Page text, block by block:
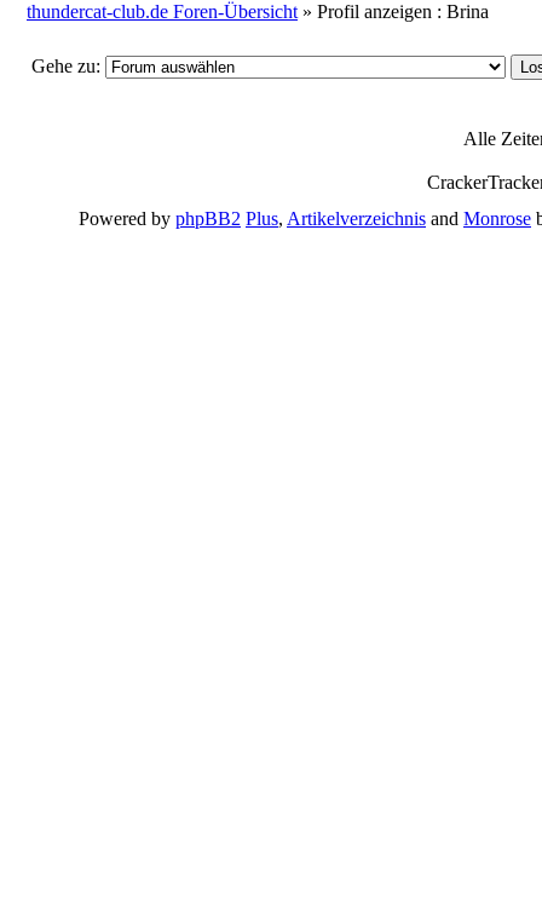
thundercat-club.de Foren-Übersicht » Profil anzeigen : Brina
Gehe zu:
Alle
Powered by phpBB2 Plus, Artikelverzeichnis and Monrose